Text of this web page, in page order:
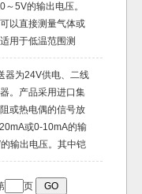
5V的输出电压。
以直接测量气体或
用于低温范围测
对测温所带来的影
器为24V供电、二线
。产品采用进口集
或热电偶的信号放
或0-10mA的输
输出电压。其中铠
测量气体或液体的
温范围测量，克服
页